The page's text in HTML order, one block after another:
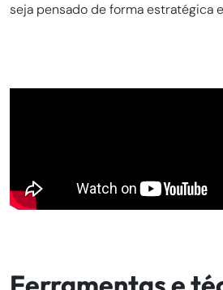
seja pensado de forma estratégica